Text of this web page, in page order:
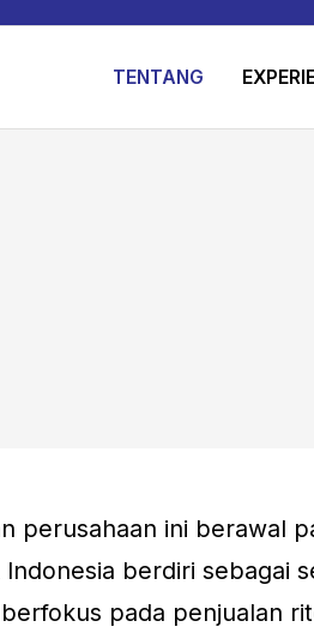
TENTANG
perusahaan ini berawal
Indonesia berdiri sebagai
pada penjualan